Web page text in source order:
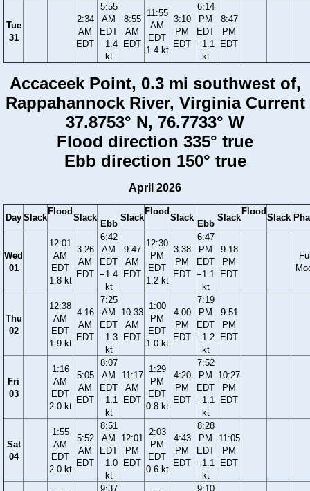
Tue
31
2:34
AM
EDT
5:55
AM
EDT
−1.4
kt
8:55
AM
EDT
11:55
AM
EDT
1.4 kt
3:10
PM
EDT
6:14
PM
EDT
−1.1
kt
8:47
PM
EDT
Accaceek Point, 0.3 mi southwest of,
Rappahannock River, Virginia Current
37.8753° N, 76.7733° W
Flood direction 335° true
Ebb direction 150° true
April 2026
Day Slack
Flood
Slack
Ebb
Slack
Flood
Slack
Ebb
Slack
Flood
Slack
Wed
01
12:01
AM
EDT
1.8 kt
3:26
AM
EDT
6:42
AM
EDT
−1.4
kt
9:47
AM
EDT
12:30
PM
EDT
1.2 kt
3:38
PM
EDT
6:47
PM
EDT
−1.1
kt
9:18
PM
EDT
Thu
02
12:38
AM
EDT
1.9 kt
4:16
AM
EDT
7:25
AM
EDT
−1.3
kt
10:33
AM
EDT
1:00
PM
EDT
1.0 kt
4:00
PM
EDT
7:19
PM
EDT
−1.2
kt
9:51
PM
EDT
Fri
03
1:16
AM
EDT
2.0 kt
5:05
AM
EDT
8:07
AM
EDT
−1.1
kt
11:17
AM
EDT
1:29
PM
EDT
0.8 kt
4:20
PM
EDT
7:52
PM
EDT
−1.1
kt
10:27
PM
EDT
Sat
04
1:55
AM
EDT
2.0 kt
5:52
AM
EDT
8:51
AM
EDT
−1.0
kt
12:01
PM
EDT
2:03
PM
EDT
0.6 kt
4:43
PM
EDT
8:28
PM
EDT
−1.1
kt
11:05
PM
EDT
9:37
9:10